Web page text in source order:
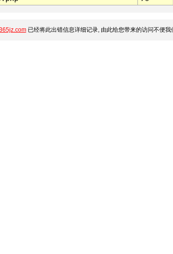
已经将此出错信息详细记录, 由此给您带来的访问不便我